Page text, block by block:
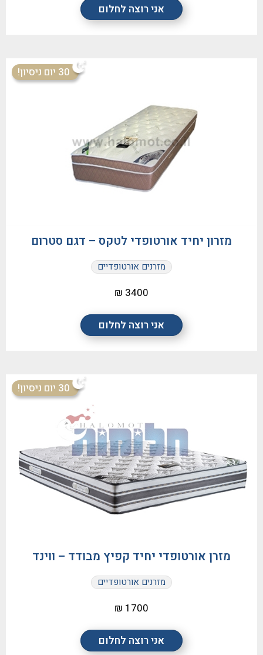
אני רוצה לחלום
30 יום ניסיון!
אני רוצה לחלום
מזרון יחיד אורטופדי לטקס – דגם סטרום
מזרנים אורטופדיים
3400 ₪
30 יום ניסיון!
אני רוצה לחלום
מזרן אורטופדי יחיד קפיץ מבודד – ווינד
מזרנים אורטופדיים
1700 ₪